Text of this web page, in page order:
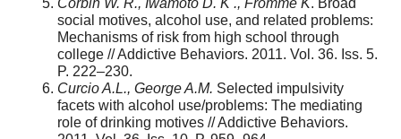
Corbin W. R., Iwamoto D. K ., Fromme K. Broad
social motives, alcohol use, and related problems:
Mechanisms of risk from high school through
college // Addictive Behaviors. 2011. Vol. 36. Iss. 5.
P. 222–230.
Curcio A.L., George A.M. Selected impulsivity
facets with alcohol use/problems: The mediating
role of drinking motives // Addictive Behaviors.